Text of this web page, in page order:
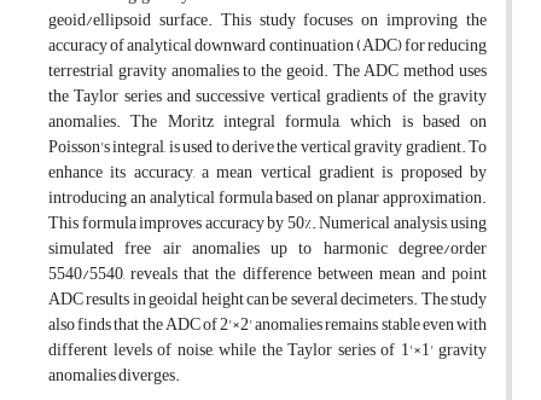
geoid/ellipsoid surface. This study focuses on improving the
accuracy of analytical downward continuation (ADC) for reducing
terrestrial gravity anomalies to the geoid. The ADC method uses
the Taylor series and successive vertical gradients of the gravity
anomalies. The Moritz integral formula, which is based on
Poisson's integral, is used to derive the vertical gravity gradient. To
enhance its accuracy, a mean vertical gradient is proposed by
introducing an analytical formula based on planar approximation.
This formula improves accuracy by 50%. Numerical analysis, using
simulated free air anomalies up to harmonic degree/order
5540/5540, reveals that the difference between mean and point
ADC results in geoidal height can be several decimeters. The study
also finds that the ADC of 2'×2' anomalies remains stable even with
different levels of noise, while the Taylor series of 1'×1' gravity
anomalies diverges.